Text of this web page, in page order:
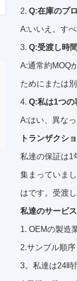
2. Q:在庫のプ
A:いいえ。す
3. Q:受渡し時
A:通常約MOQ
ためにまたは
4. Q:私は1つの
A:はい、異な
トランザクシ
私達の保証は1
集まっていま
はです。受渡
私達のサービ
1. OEMの製造
2.サンプル順序
3。私達は24時